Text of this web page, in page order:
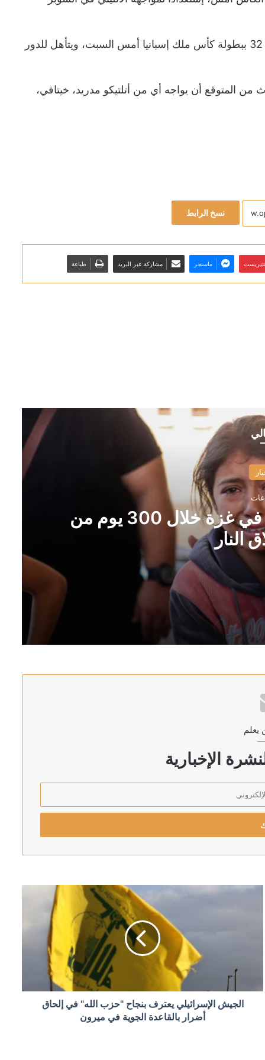
وكان ريال مدريد قد تغلب على أراندينا بنتيجة 3-1 في دور الـ 32 ببطولة كأس ملك إسبانيا أمس السبت، ويتأهل للدور
في دور الـ 16 بكأس الملك، حيث من المتوقع أن يواجه أي من أتلتيكو مدريد، خيتافي،
نسخ الرابط
ماسنجر مشاركة عبر البريد طباعة
“اليونيسف”: مقتل 300 طفل في غزة خلال 300 يوم من
النار
والسعودية وتركيا
يعلم
الإخبارية
الجيش الإسرائيلي يعترف بنجاح "حزب الله" في إلحاق
أضرار بالقاعدة الجوية في ميرون